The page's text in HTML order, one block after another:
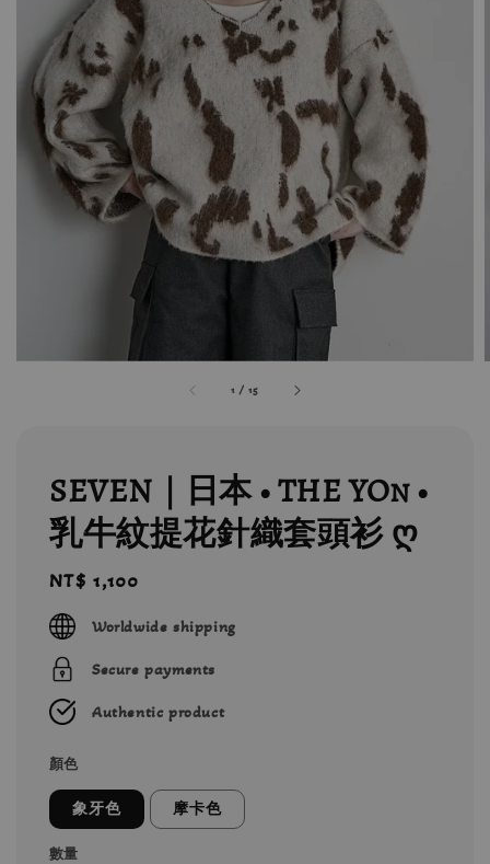
1 /15
SEVEN｜日本 • THE YOn •
乳牛紋提花針織套頭衫 ღ
Regular
price
NT$ 1,100
Worldwide shipping
Secure payments
Authentic product
顏色
象牙色 摩卡色
數量